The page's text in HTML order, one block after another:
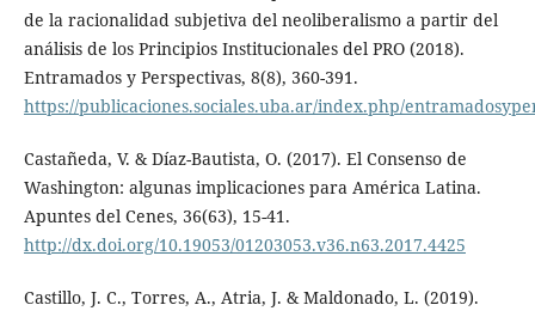
de la racionalidad subjetiva del neoliberalismo a partir del
análisis de los Principios Institucionales del PRO (2018).
Entramados y Perspectivas, 8(8), 360-391.
https://publicaciones.sociales.uba.ar/index.php/
Castañeda, V. & Díaz-Bautista, O. (2017). El Consenso de
Washington: algunas implicaciones para América Latina.
Apuntes del Cenes, 36(63), 15-41.
http://dx.doi.org/10.19053/01203053.v36.n63.2017.4425
Castillo, J. C., Torres, A., Atria, J. & Maldonado, L. (2019).